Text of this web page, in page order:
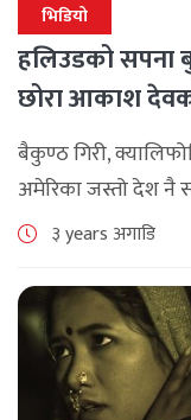
भिडियो
हलिउडको सपना
छोरा आकाश
बैकुण्ठ गिरी,
अमेरिका जस्तो देश नै
सपना सानोतिनो पक्कै
३ years अगाडि